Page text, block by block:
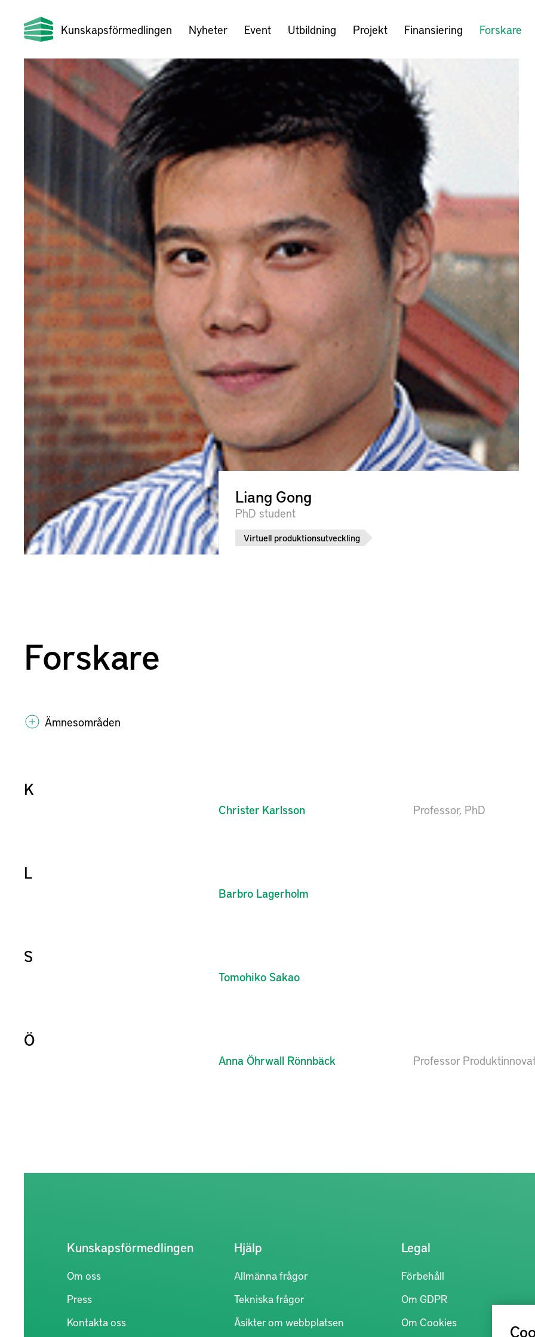
Kunskapsförmedlingen Nyheter Event Utbildning Projekt Finansiering Forskare
Liang Gong
PhD student
Virtuell produktionsutveckling
Forskare
Ämnesområden
K
Christer Karlsson Professor, PhD
L
Barbro Lagerholm
S
Tomohiko Sakao
Ö
Anna Öhrwall Rönnbäck Professor
Kunskapsförmedlingen
Om oss
Press
Kontakta oss
Hjälp
Allmänna frågor
Tekniska frågor
Åsikter om webbplatsen
Legal
Förbehåll
Om GDPR
Om Cookies